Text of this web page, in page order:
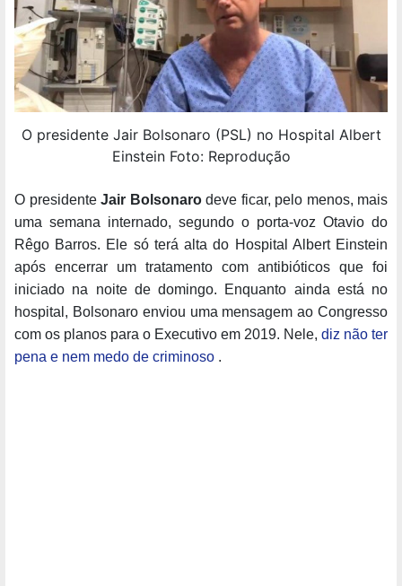
O presidente Jair Bolsonaro (PSL) no Hospital Albert
Einstein Foto: Reprodução
O presidente Jair Bolsonarodeve ficar, pelo menos, mais
uma semana internado, segundo o porta-voz Otavio do
Rêgo Barros. Ele só terá alta do Hospital Albert Einstein
após encerrar um tratamento com antibióticos que foi
iniciado na noite de domingo. Enquanto ainda está no
hospital, Bolsonaro enviou uma mensagem ao Congresso
com os planos para o Executivo em 2019. Nele, diz não ter
pena e nem medo de criminoso .